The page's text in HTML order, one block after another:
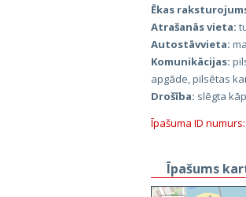
Ēkas
Atrašanās vieta:
Autostāvvieta:
Komunikācijas:
apgāde, pilsētas
Drošība: slēgta
Īpašuma ID numurs:
Īpašums